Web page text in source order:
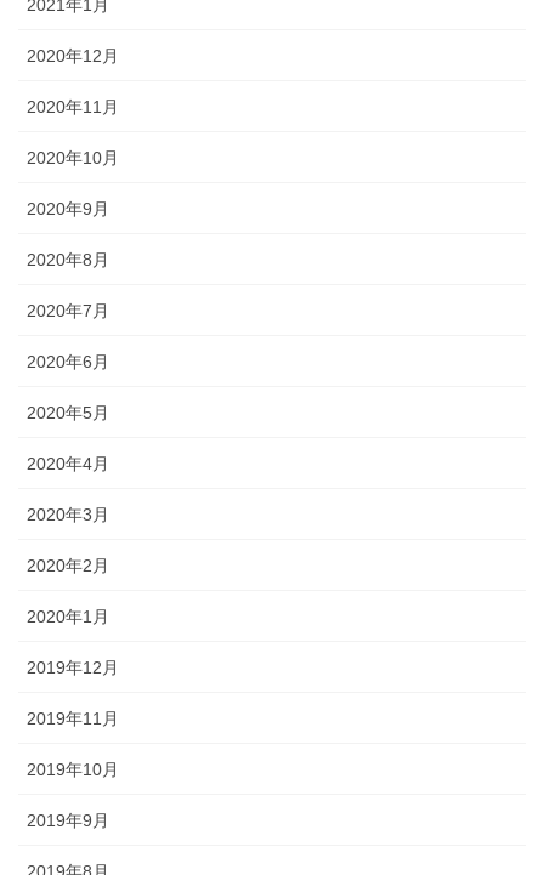
2021年1月
2020年12月
2020年11月
2020年10月
2020年9月
2020年8月
2020年7月
2020年6月
2020年5月
2020年4月
2020年3月
2020年2月
2020年1月
2019年12月
2019年11月
2019年10月
2019年9月